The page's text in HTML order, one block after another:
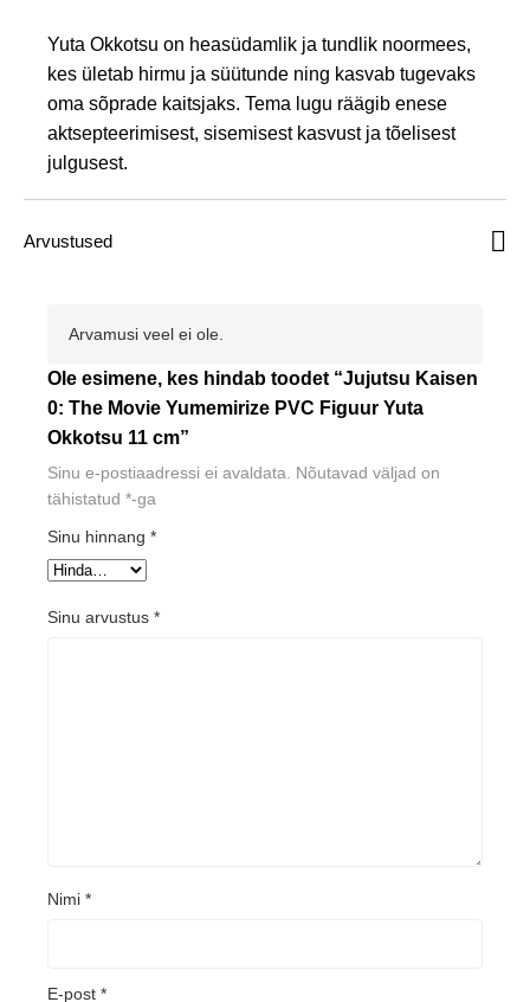
Yumemirize
PVC
Yuta
Okkotsu
kogus
Yuta Okkotsu on heasüdamlik ja tundlik noormees,
kes ületab hirmu ja süütunde ning kasvab tugevaks
oma sõprade kaitsjaks. Tema lugu räägib enese
aktsepteerimisest, sisemisest kasvust ja tõelisest
julgusest.
Arvustused
Arvamusi veel ei ole.
Ole esimene, kes hindab toodet “Jujutsu Kaisen
0: The Movie Yumemirize PVC Figuur Yuta
Okkotsu 11 cm”
Sinu e-postiaadressi ei avaldata.
Nõutavad väljad on
tähistatud *-ga
Sinu hinnang *
Sinu arvustus *
Nimi *
E-post *